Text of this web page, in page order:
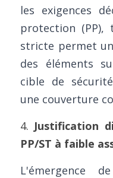
les exigences
protection
stricte permet
des éléments
cible de
une couverture
4. Justification
PP/ST à faible
L'émergence